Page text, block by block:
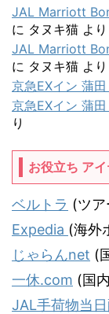
JAL Marriott
に タヌキ猫 より
JAL Marriott
に タヌキ猫 より
京急EXイン 蒲
京急EXイン 蒲
り
お役立ち ア
ベルトラ (ツア
Expedia (海外
じゃらんnet (
一休.com (国
JAL手荷物当